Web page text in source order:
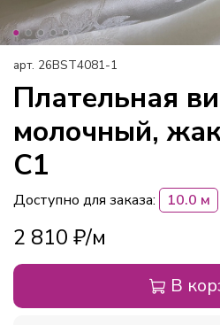
арт. 26BST4081-1
Плательная
молочный,
C1
Доступно для заказа: 10.0 м
2 810 ₽
В